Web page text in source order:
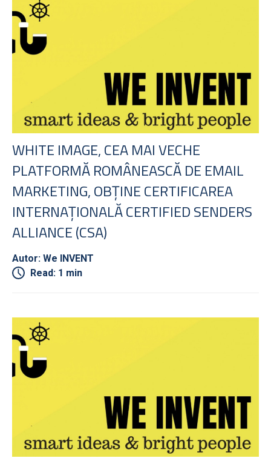
WHITE IMAGE, CEA MAI VECHE
PLATFORMĂ ROMÂNEASCĂ DE EMAIL
MARKETING, OBȚINE CERTIFICAREA
INTERNAȚIONALĂ CERTIFIED SENDERS
ALLIANCE (CSA)
Autor: We INVENT
Read: 1 min